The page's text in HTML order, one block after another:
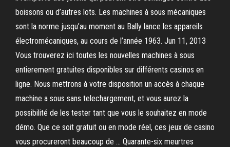
boissons ou d’autres lots. Les machines à sous mécaniques
sont la norme jusqu’au moment au Bally lance les appareils
électromécaniques, au cours de l’année 1963. Jun 11, 2013
Vous trouverez ici toutes les nouvelles machines à sous
entierement gratuites disponibles sur différents casinos en
ligne. Nous mettrons à votre disposition un accès à chaque
machine a sous sans telechargement, et vous aurez la
possibilité de les tester tant que vous le souhaitez en mode
démo. Que ce soit gratuit ou en mode réel, ces jeux de casino
vous procureront beaucoup de … Quarante-six meurtres